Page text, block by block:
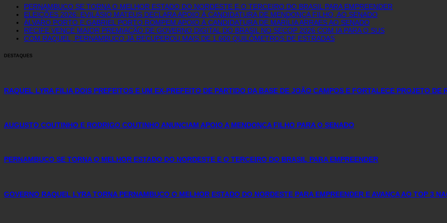
PERNAMBUCO SE TORNA O MELHOR ESTADO DO NORDESTE E O TERCEIRO DO BRASIL PARA EMPREENDER
ELEIÇÕES 2026: EVILÁSIO MATEUS DECLARA APOIO À CANDIDATURA DE MENDONÇA FILHO, AO SENADO
ÁLVARO PORTO E GABRIEL PORTO ROMPEM APOIO À CANDIDATURA DE MARÍLIA ARRAES AO SENADO
RECIFE VENCE MAIOR PREMIAÇÃO DE GOVERNO DIGITAL DO BRASIL NO SECOP 2026 COM IA PARA O SUS
COM RAQUEL, PERNAMBUCO JÁ RECUPEROU MAIS DE 1.600 QUILÔMETROS DE ESTRADAS
DESTAQUES
RAQUEL LYRA FILIA DOIS PREFEITOS E UM EX-PREFEITO DE PARTIDO DA BASE DE JOÃO CAMPOS E FORTALECE PROJETO DE
AUGUSTO COUTINHO E RODRIGO COUTINHO ANUNCIAM APOIO A MENDONÇA FILHO PARA O SENADO
PERNAMBUCO SE TORNA O MELHOR ESTADO DO NORDESTE E O TERCEIRO DO BRASIL PARA EMPREENDER
GOVERNO RAQUEL LYRA TORNA PERNAMBUCO O MELHOR ESTADO DO NORDESTE PARA EMPREENDER E AVANÇA AO TOP 3